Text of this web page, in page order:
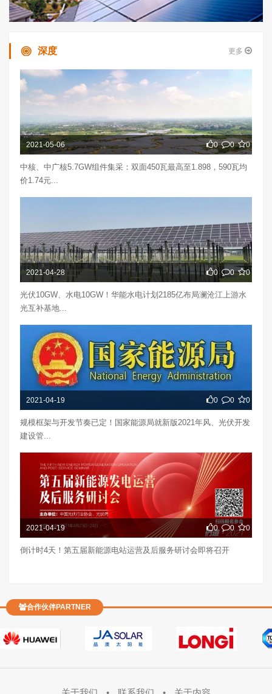
深度 更多
2021-05-06 0 0 0
中核、中广核5.7GW组件集采：双面450瓦最高至1.898，590瓦均
价1.74元...
2021-04-28 0 0 0
光伏10GW、水电10GW！华能水电计划2185亿布局澜沧江上游水
光互补基地...
2021-04-19 0 0 0
规模框架与开发节奏已定！国家能源局就新版2021年风、光伏开发
建设管...
2021-04-19 0 0 0
倒计时4天！第五届新能源电站运营及后服务研讨会即将召开
合作伙伴PARTNER